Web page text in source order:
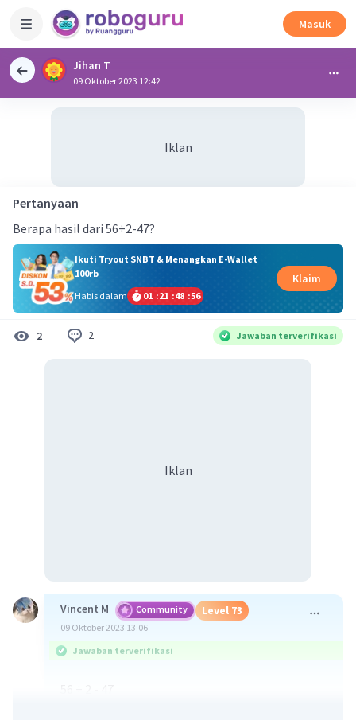
Masuk
Jihan T
09 Oktober 2023 12:42
Iklan
Pertanyaan
Berapa hasil dari 56÷2-47?
Ikuti Tryout SNBT & Menangkan E-Wallet
100rb
Habis dalam
01 :21 :48 :55
Klaim
2 2 Jawaban terverifikasi
Iklan
Vincent M Community Level 73
09 Oktober 2023 13:06
Jawaban terverifikasi